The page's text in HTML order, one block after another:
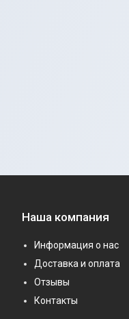
Наша компания
Информация о нас
Доставка и оплата
Отзывы
Контакты